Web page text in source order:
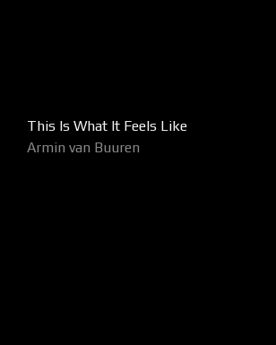
This Is What It Feels Like
Armin van Buuren